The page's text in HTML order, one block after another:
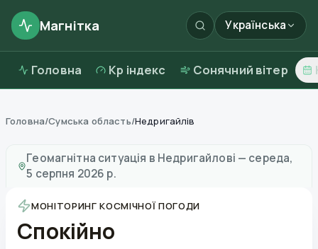
Магнітка Українська
Головна Kp індекс Сонячний вітер
Головна/Сумська область/Недригайлів
Геомагнітна ситуація в Недригайлові — середа,
5 серпня 2026 р.
МОНІТОРИНГ КОСМІЧНОЇ ПОГОДИ
Спокійно